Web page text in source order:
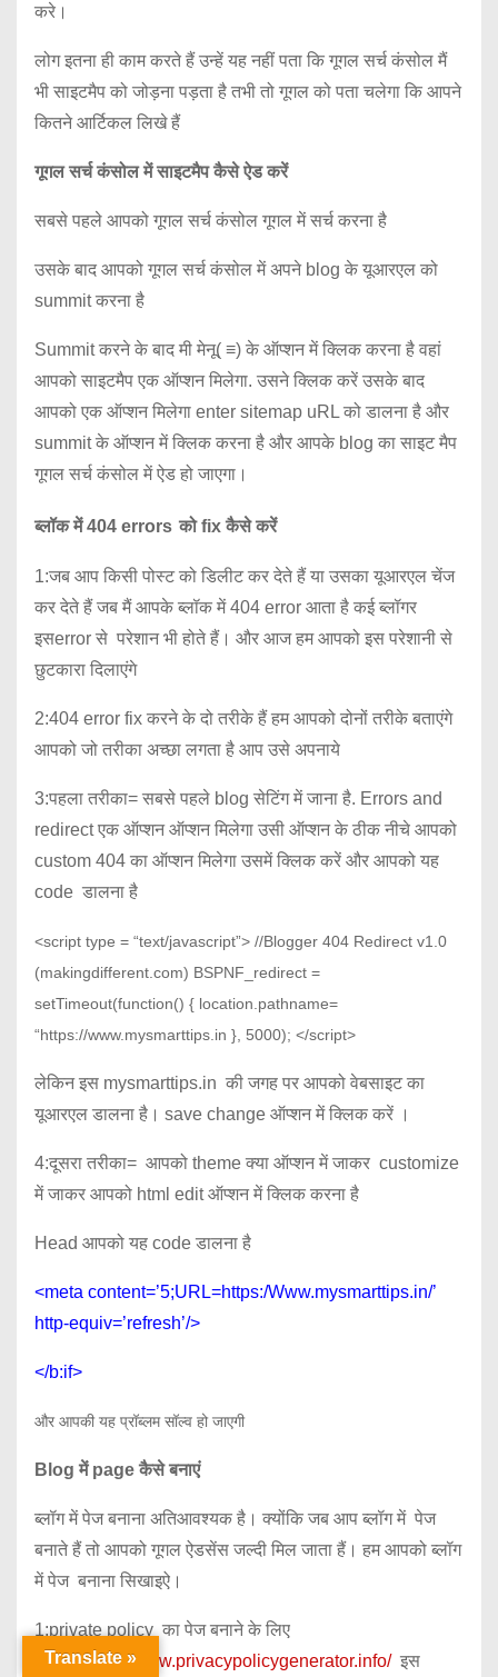
करे।
लोग इतना ही काम करते हैं उन्हें यह नहीं पता कि गूगल सर्च कंसोल मैं
भी साइटमैप को जोड़ना पड़ता है तभी तो गूगल को पता चलेगा कि आपने
कितने आर्टिकल लिखे हैं
गूगल सर्च कंसोल में साइटमैप कैसे ऐड करें
सबसे पहले आपको गूगल सर्च कंसोल गूगल में सर्च करना है
उसके बाद आपको गूगल सर्च कंसोल में अपने blog के यूआरएल को
summit करना है
Summit करने के बाद मी मेनू( ≡) के ऑप्शन में क्लिक करना है वहां
आपको साइटमैप एक ऑप्शन मिलेगा. उसने क्लिक करें उसके बाद
आपको एक ऑप्शन मिलेगा enter sitemap uRL को डालना है और
summit के ऑप्शन में क्लिक करना है और आपके blog का साइट मैप
गूगल सर्च कंसोल में ऐड हो जाएगा।
ब्लॉक में 404 errors को fix कैसे करें
1:जब आप किसी पोस्ट को डिलीट कर देते हैं या उसका यूआरएल चेंज
कर देते हैं जब मैं आपके ब्लॉक में 404 error आता है कई ब्लॉगर
इसerror से परेशान भी होते हैं। और आज हम आपको इस परेशानी से
छुटकारा दिलाएंगे
2:404 error fix करने के दो तरीके हैं हम आपको दोनों तरीके बताएंगे
आपको जो तरीका अच्छा लगता है आप उसे अपनाये
3:पहला तरीका= सबसे पहले blog सेटिंग में जाना है. Errors and
redirect एक ऑप्शन ऑप्शन मिलेगा उसी ऑप्शन के ठीक नीचे आपको
custom 404 का ऑप्शन मिलेगा उसमें क्लिक करें और आपको यह
code डालना है
<script type = “text/javascript”> //Blogger 404 Redirect v1.0
(makingdifferent.com) BSPNF_redirect =
setTimeout(function() { location.pathname=
“https://www.mysmarttips.in }, 5000); </script>
लेकिन इस mysmarttips.in की जगह पर आपको वेबसाइट का
यूआरएल डालना है। save change ऑप्शन में क्लिक करें ।
4:दूसरा तरीका= आपको theme क्या ऑप्शन में जाकर customize
में जाकर आपको html edit ऑप्शन में क्लिक करना है
Head आपको यह code डालना है
<meta content=’5;URL=https:/Www.mysmarttips.in/’
http-equiv=’refresh’/>
</b:if>
और आपकी यह प्रॉब्लम सॉल्व हो जाएगी
Blog में page कैसे बनाएं
ब्लॉग में पेज बनाना अतिआवश्यक है। क्योंकि जब आप ब्लॉग में पेज
बनाते हैं तो आपको गूगल ऐडसेंस जल्दी मिल जाता हैं। हम आपको ब्लॉग
में पेज बनाना सिखाइऐ।
1:private policy का पेज बनाने के लिए
आपकोhttps://www.privacypolicygenerator.info/इस
Translate »